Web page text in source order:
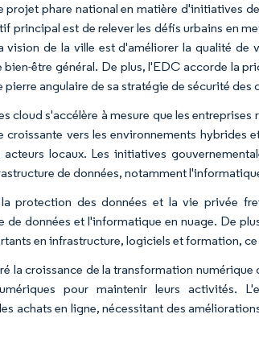
projet phare national en matière d'initiatives
principal est de relever les défis urbains en
vision de la ville est d'améliorer la qualité
bien-être général. De plus, l'EDC accorde la
pierre angulaire de sa stratégie de sécurité des
cloud s'accélère à mesure que les
croissante vers les environnements hybrides
locaux. Les initiatives
de données, notamment
protection des données et la vie privée
de données et l'informatique en nuage. De
en infrastructure, logiciels et formation,
la croissance de la transformation
pour maintenir leurs activités.
achats en ligne, nécessitant des